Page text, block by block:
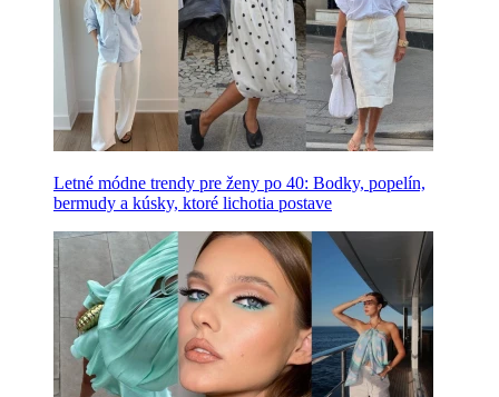
Letné módne trendy pre ženy po 40: Bodky, popelín,
bermudy a kúsky, ktoré lichotia postave